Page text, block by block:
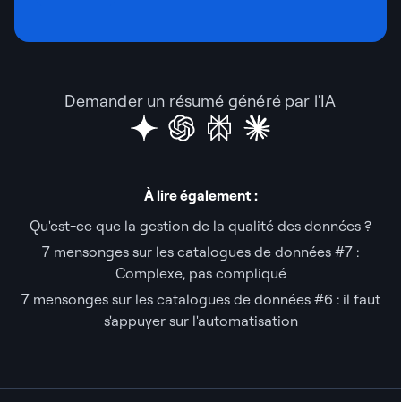
Demander un résumé généré par l'IA
À lire également :
Qu'est-ce que la gestion de la qualité des données ?
7 mensonges sur les catalogues de données #7 :
Complexe, pas compliqué
7 mensonges sur les catalogues de données #6 : il faut
s'appuyer sur l'automatisation